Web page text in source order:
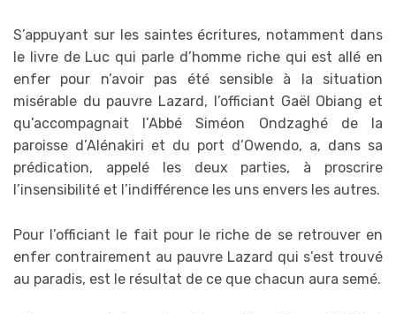
S’appuyant sur les saintes écritures, notamment dans
le livre de Luc qui parle d’homme riche qui est allé en
enfer pour n’avoir pas été sensible à la situation
misérable du pauvre Lazard, l’officiant Gaël Obiang et
qu’accompagnait l’Abbé Siméon Ondzaghé de la
paroisse d’Alénakiri et du port d’Owendo, a, dans sa
prédication, appelé les deux parties, à proscrire
l’insensibilité et l’indifférence les uns envers les autres.
Pour l’officiant le fait pour le riche de se retrouver en
enfer contrairement au pauvre Lazard qui s’est trouvé
au paradis, est le résultat de ce que chacun aura semé.